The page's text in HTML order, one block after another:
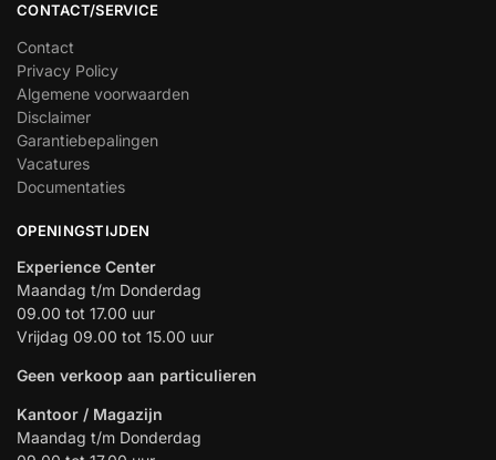
CONTACT/SERVICE
Contact
Privacy Policy
Algemene voorwaarden
Disclaimer
Garantiebepalingen
Vacatures
Documentaties
OPENINGSTIJDEN
Experience Center
Maandag t/m Donderdag
09.00 tot 17.00 uur
Vrijdag 09.00 tot 15.00 uur
Geen verkoop aan particulieren
Kantoor / Magazijn
Maandag t/m Donderdag